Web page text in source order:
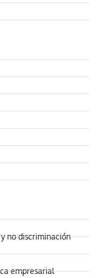
no discriminación
empresarial